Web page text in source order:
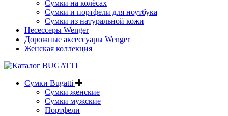
Сумки на колёсах
Сумки и портфели для ноутбука
Сумки из натуральной кожи
Несессеры Wenger
Дорожные аксессуары Wenger
Женская коллекция
Сумки Bugatti
Сумки женские
Сумки мужские
Портфели